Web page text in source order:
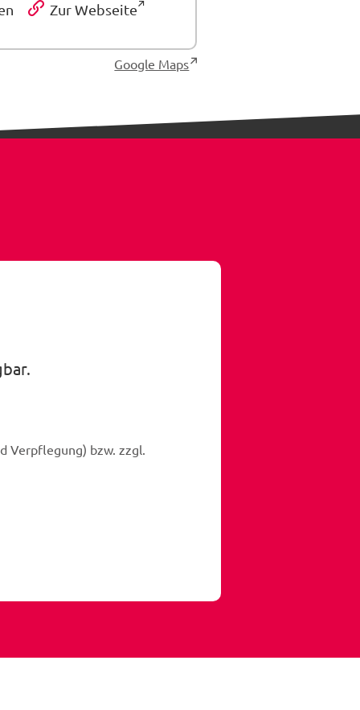
Zur Webseite
Google Maps
Verpflegung) bzw. zzgl.